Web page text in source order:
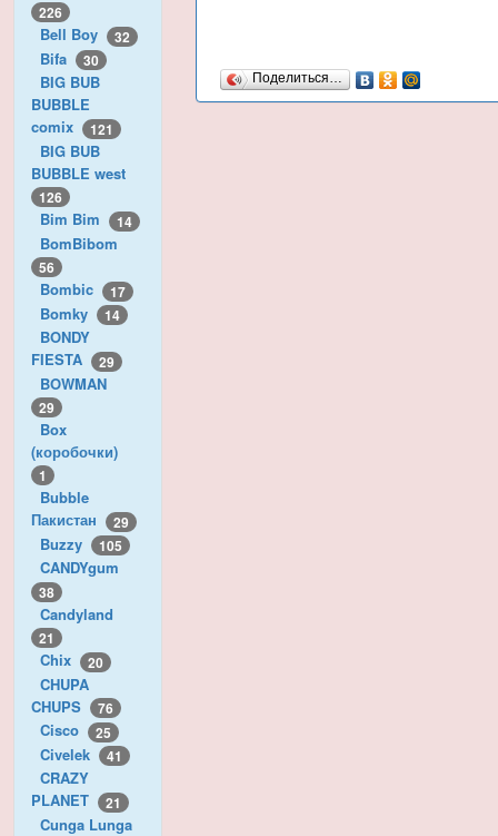
226
Bell Boy 32
Bifa 30
BIG BUB
BUBBLE
comix
121
BIG BUB
BUBBLE west
126
Bim Bim 14
BomBibom
56
Bombic 17
Bomky 14
BONDY
FIESTA
29
BOWMAN
29
Box
(коробочки)
1
Bubble
Пакистан
29
Buzzy 105
CANDYgum
38
Candyland
21
Chix 20
CHUPA
CHUPS
76
Cisco 25
Civelek 41
CRAZY
PLANET
21
Cunga Lunga
Поделиться…